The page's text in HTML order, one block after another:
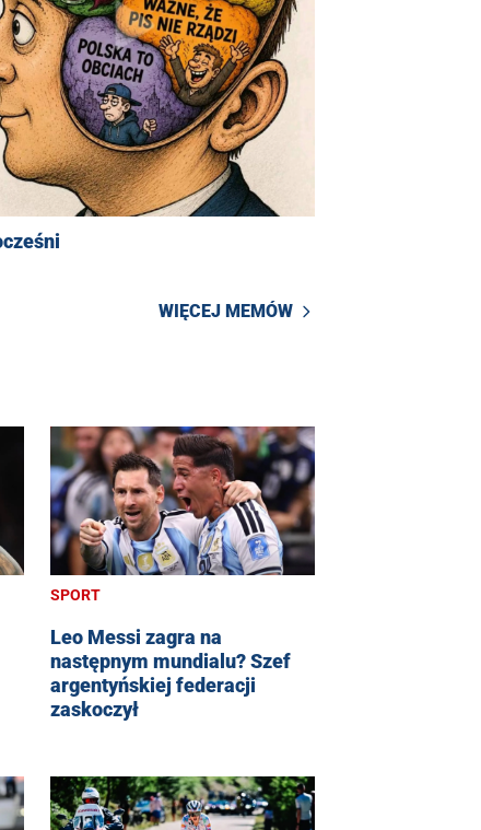
WIĘCEJ MEMÓW
SPORT
Leo Messi zagra na
następnym mundialu? Szef
argentyńskiej federacji
zaskoczył